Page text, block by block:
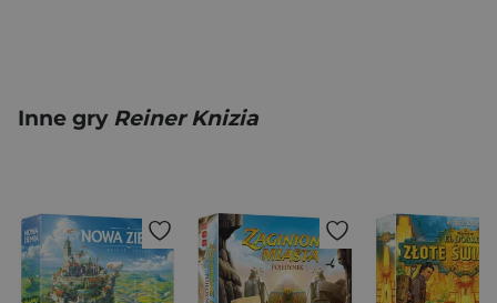
Inne gry Reiner Knizia